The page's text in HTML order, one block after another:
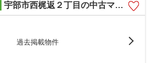
宇部市西梶返２丁目の中古マンション
過去掲載物件